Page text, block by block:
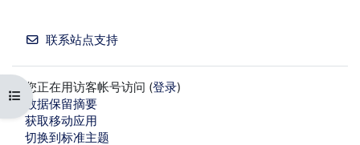
打开课程索引
联系站点支持
您正在用访客帐号访问 (登录)
‎数据保留摘要‎
获取移动应用
切换到标准主题